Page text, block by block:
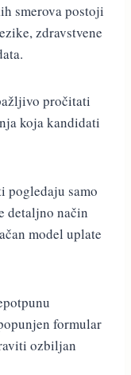
smerova postoji
zdravstvene
pročitati
koja kandidati
pogledaju samo
detaljno način
model uplate
formular
ozbiljan